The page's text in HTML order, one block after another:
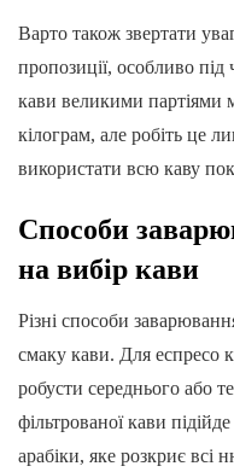
Варто також звертати
пропозиції, особливо під
кави великими партіями
кілограм, але робіть це
використати всю каву
Способи
на вибір кави
Різні способи
смаку кави. Для еспресо
робусти середнього або
фільтрованої кави
арабіки, яке розкриє всі